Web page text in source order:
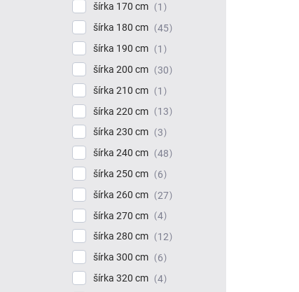
šírka 170 cm
1
šírka 180 cm
45
šírka 190 cm
1
šírka 200 cm
30
šírka 210 cm
1
šírka 220 cm
13
šírka 230 cm
3
šírka 240 cm
48
šírka 250 cm
6
šírka 260 cm
27
šírka 270 cm
4
šírka 280 cm
12
šírka 300 cm
6
šírka 320 cm
4